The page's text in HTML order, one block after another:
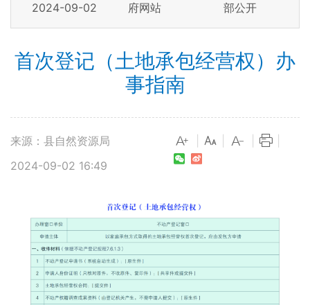
2024-09-02
府网站
部公开
首次登记（土地承包经营权）办
事指南
来源：县自然资源局
2024-09-02 16:49